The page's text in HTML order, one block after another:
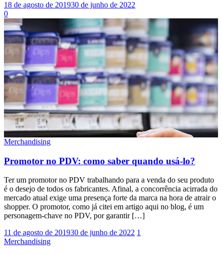
18 de agosto de 201930 de junho de 2022
0
Merchandising
Promotor no PDV: como saber quando usá-lo?
Ter um promotor no PDV trabalhando para a venda do seu produto
é o desejo de todos os fabricantes. Afinal, a concorrência acirrada do
mercado atual exige uma presença forte da marca na hora de atrair o
shopper. O promotor, como já citei em artigo aqui no blog, é um
personagem-chave no PDV, por garantir […]
11 de agosto de 201930 de junho de 2022 1
Merchandising